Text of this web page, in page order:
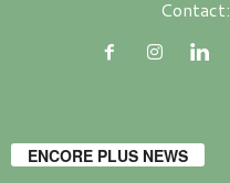
Contact:
ENCORE PLUS NEWS